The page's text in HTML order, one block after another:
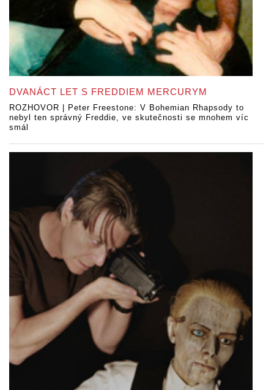
DVANÁCT LET S FREDDIEM MERCURYM
ROZHOVOR | Peter Freestone: V Bohemian Rhapsody to
nebyl ten správný Freddie, ve skutečnosti se mnohem víc
smál